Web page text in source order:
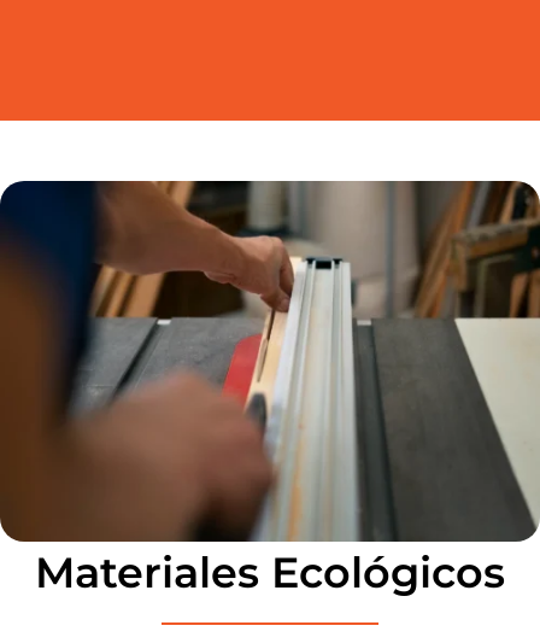
Materiales Ecológicos